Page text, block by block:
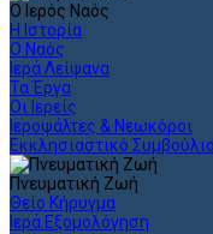
Ο Ιερός Ναός
Η Ιστορία
Ο Ναός
Ιερά Λείψανα
Τα Έργα
Οι Ιερείς
Ιεροψάλτες & Νεωκόροι
Εκκλησιαστικό Συμβούλιο
Πνευματική Ζωή
Θείο Κήρυγμα
Ιερά Εξομολόγηση